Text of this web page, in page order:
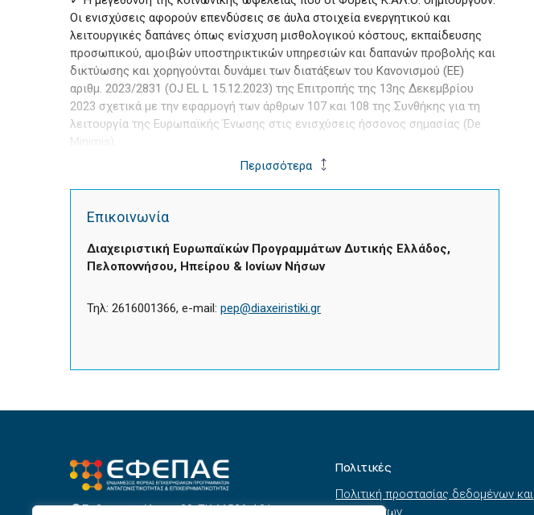
Οι ενισχύσεις αφορούν επενδύσεις σε άυλα στοιχεία ενεργητικού και
λειτουργικές δαπάνες όπως ενίσχυση μισθολογικού κόστους, εκπαίδευσης
προσωπικού, αμοιβών υποστηρικτικών υπηρεσιών και δαπανών προβολής και
δικτύωσης και χορηγούνται δυνάμει των διατάξεων του Κανονισμού (ΕΕ)
αριθμ. 2023/2831 (OJ EL L 15.12.2023) της Επιτροπής της 13ης Δεκεμβρίου
2023 σχετικά με την εφαρμογή των άρθρων 107 και 108 της Συνθήκης για τη
λειτουργία της Ευρωπαϊκής Ένωσης στις ενισχύσεις ήσσονος σημασίας (De
Minimis).
Περισσότερα
Επικοινωνία
Διαχειριστική Ευρωπαϊκών Προγραμμάτων Δυτικής Ελλάδος,
Πελοποννήσου, Ηπείρου & Ιονίων Νήσων
Τηλ: 2616001366, e-mail:pep@diaxeiristiki.gr
Σεβαστουπόλεως 80, ΤΚ 11526, Αθήνα
Πολιτικές
Πολιτική προστασίας δεδομένων και
συστημάτων